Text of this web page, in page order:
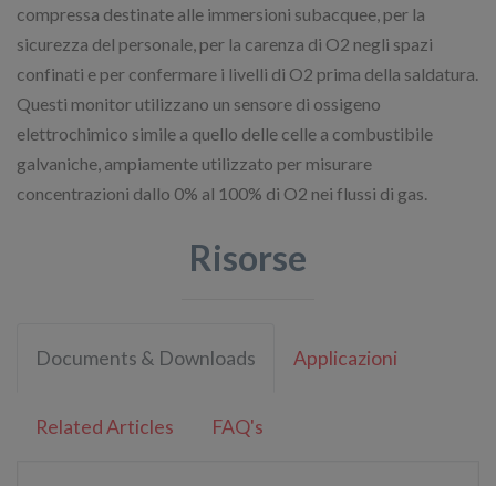
compressa destinate alle immersioni subacquee, per la
sicurezza del personale, per la carenza di O2 negli spazi
confinati e per confermare i livelli di O2 prima della saldatura.
Questi monitor utilizzano un sensore di ossigeno
elettrochimico simile a quello delle celle a combustibile
galvaniche, ampiamente utilizzato per misurare
concentrazioni dallo 0% al 100% di O2 nei flussi di gas.
Risorse
Documents & Downloads Applicazioni
Related Articles FAQ's